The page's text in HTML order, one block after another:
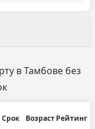
в Тамбове без
Срок ВозрастРейтинг